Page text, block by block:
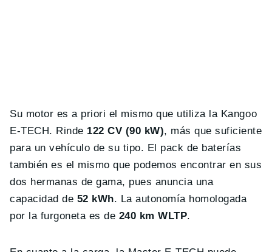
Su motor es a priori el mismo que utiliza la Kangoo
E-TECH. Rinde 122 CV (90 kW), más que suficiente
para un vehículo de su tipo. El pack de baterías
también es el mismo que podemos encontrar en sus
dos hermanas de gama, pues anuncia una
capacidad de 52 kWh. La autonomía homologada
por la furgoneta es de 240 km WLTP.